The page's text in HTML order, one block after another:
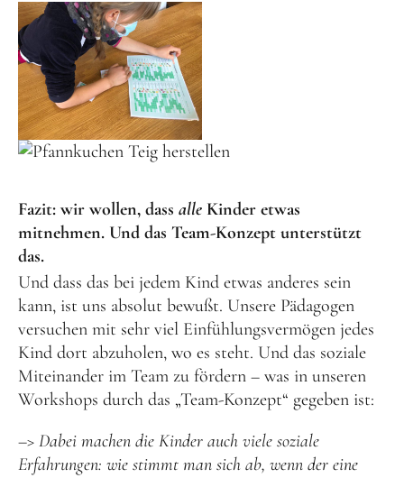
Fazit: wir wollen, dass alle Kinder etwas
mitnehmen. Und das Team-Konzept unterstützt
das.
Und dass das bei jedem Kind etwas anderes sein
kann, ist uns absolut bewußt. Unsere Pädagogen
versuchen mit sehr viel Einfühlungsvermögen jedes
Kind dort abzuholen, wo es steht. Und das soziale
Miteinander im Team zu fördern – was in unseren
Workshops durch das „Team-Konzept“ gegeben ist:
–> Dabei machen die Kinder auch viele soziale
Erfahrungen: wie stimmt man sich ab, wenn der eine